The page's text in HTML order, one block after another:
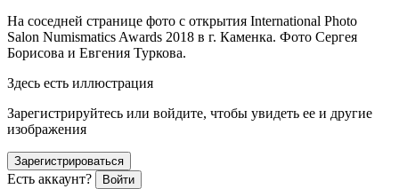
На соседней странице фото с открытия International Photo
Salon Numismatics Awards 2018 в г. Каменка. Фото Сергея
Борисова и Евгения Туркова.
Здесь есть иллюстрация
Зарегистрируйтесь или войдите, чтобы увидеть ее и другие
изображения
Зарегистрироваться
Есть аккаунт? Войти